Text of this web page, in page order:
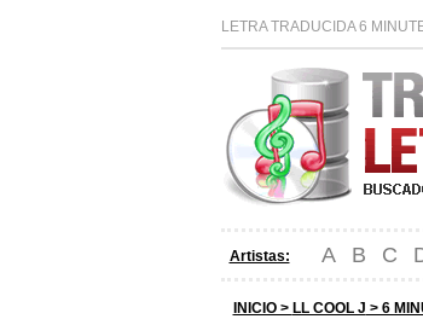
LETRA TRADUCIDA 6
Artistas: A B C
INICIO > LL COOL J > 6